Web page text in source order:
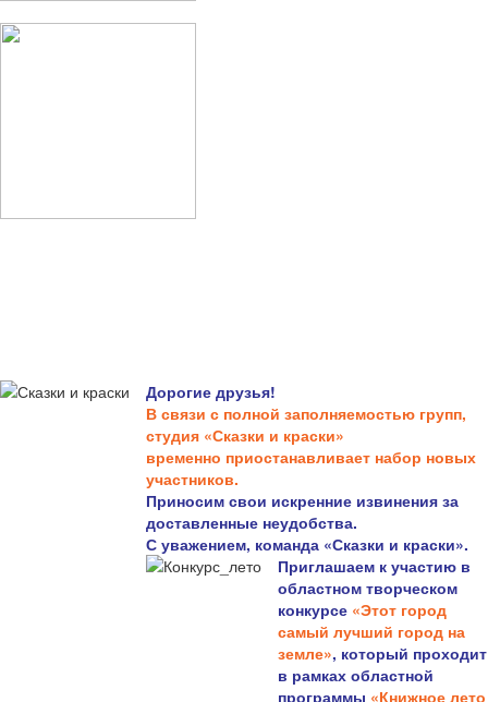
Дорогие друзья!
В связи с полной заполняемостью групп,
студия «Сказки и краски»
временно приостанавливает набор новых
участников.
Приносим свои искренние извинения за
доставленные неудобства.
С уважением, команда «Сказки и краски».
Приглашаем к участию в
областном творческом
конкурсе «Этот город
самый лучший город на
земле», который проходит
в рамках областной
программы «Книжное лето